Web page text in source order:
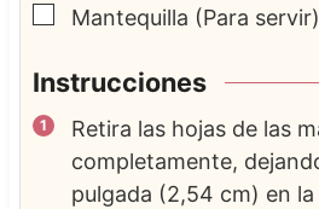
▢
Mantequilla (Para servir)
Instrucciones
Retira las hojas de las
completamente,
pulgada (2,54 cm) en